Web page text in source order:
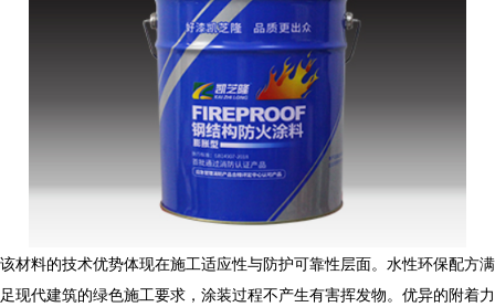
该材料的技术优势体现在施工适应性与防护可靠性层面。水性环保配方满
足现代建筑的绿色施工要求，涂装过程不产生有害挥发物。优异的附着力